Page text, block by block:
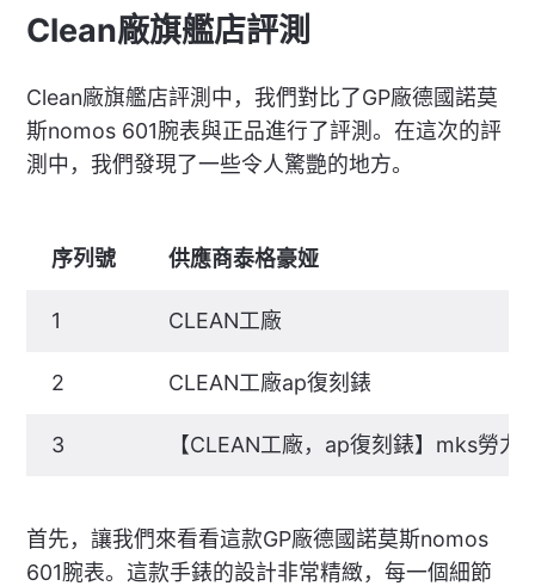
Clean廠旗艦店評測
Clean廠旗艦店評測中，我們對比了GP廠德國諾莫
斯nomos 601腕表與正品進行了評測。在這次的評
測中，我們發現了一些令人驚艷的地方。
序列號 供應商泰格豪娅
1 CLEAN工廠
2 CLEAN工廠ap復刻錶
3 【CLEAN工廠，ap復刻錶】mks勞
首先，讓我們來看看這款GP廠德國諾莫斯nomos
601腕表。這款手錶的設計非常精緻，每一個細節